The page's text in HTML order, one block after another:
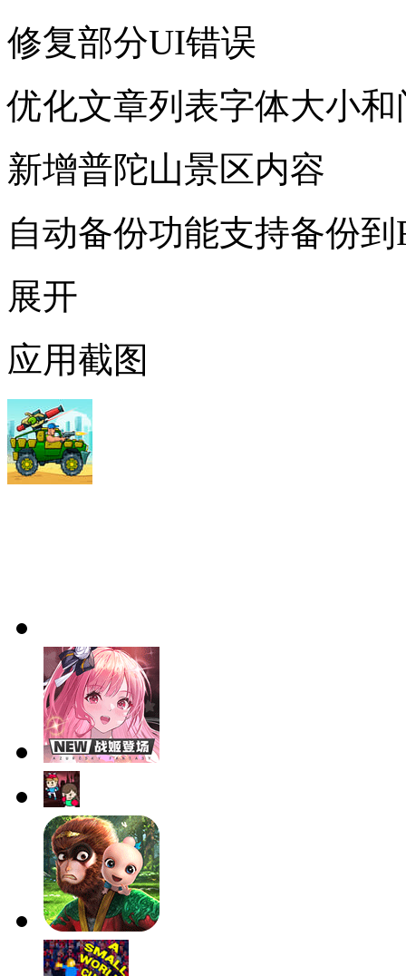
修复部分UI错误
优化文章列表字体大小和
新增普陀山景区内容
自动备份功能支持备份到
展开
应用截图